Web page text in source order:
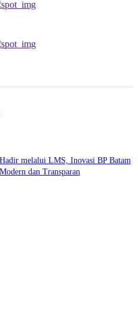
melalui LMS, Inovasi BP Batam
dan Transparan